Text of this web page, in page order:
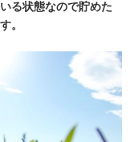
方
る状態なので貯めた
。